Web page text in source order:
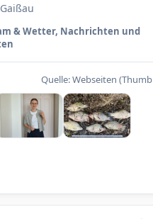
Gaißau
& Wetter, Nachrichten und
Quelle: Webseiten